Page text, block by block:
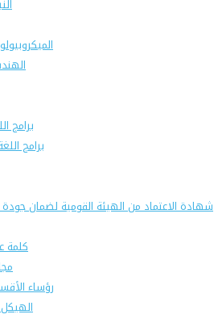
برامج
برامج
شهادة الاعتماد من الهيئة القومية لضمان جودة
كلمة
رؤساء